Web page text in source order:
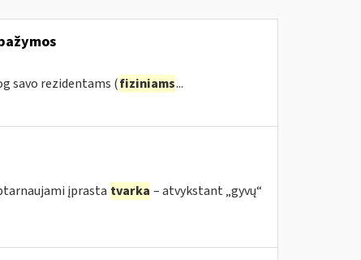
savo rezidentams (fiziniams...
įprasta tvarka – atvykstant „gyvų“